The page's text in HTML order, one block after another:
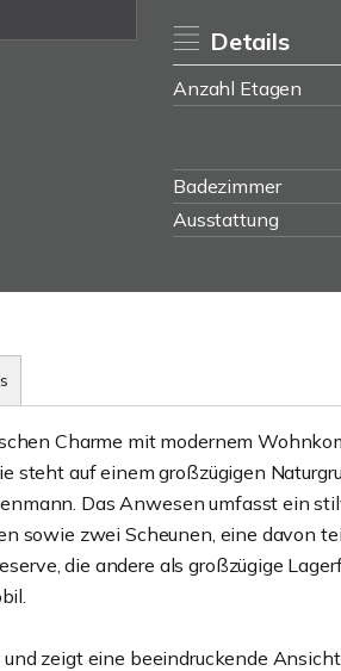
Details
Anzahl Etagen
Badezimmer
Ausstattung
Charme mit modernem
steht auf einem großzügigen
Das Anwesen umfasst ein
sowie zwei Scheunen, eine davon
die andere als großzügige
zeigt eine beeindruckende